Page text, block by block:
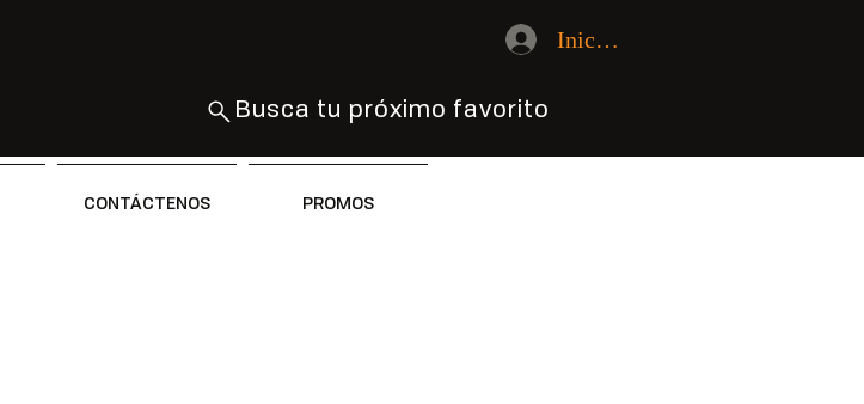
Iniciar sesión
Busca tu próximo favorito
CONTÁCTENOS PROMOS